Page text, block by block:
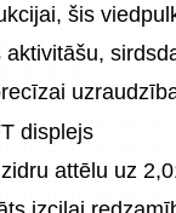
šis
displejs
attēlu uz